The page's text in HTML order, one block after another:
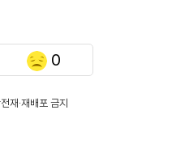
0
재·재배포 금지